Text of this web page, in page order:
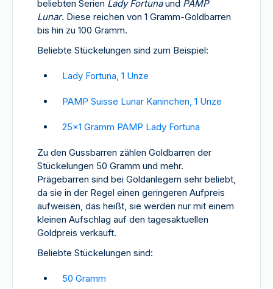
beliebten Serien Lady Fortunaund PAMP
Lunar. Diese reichen von 1 Gramm-Goldbarren
bis hin zu 100 Gramm.
Beliebte Stückelungen sind zum Beispiel:
Lady Fortuna, 1 Unze
PAMP Suisse Lunar Kaninchen, 1 Unze
25x1 Gramm PAMP Lady Fortuna
Zu den Gussbarren zählen Goldbarren der
Stückelungen 50 Gramm und mehr.
Prägebarren sind bei Goldanlegern sehr beliebt,
da sie in der Regel einen geringeren Aufpreis
aufweisen, das heißt, sie werden nur mit einem
kleinen Aufschlag auf den tagesaktuellen
Goldpreis verkauft.
Beliebte Stückelungen sind:
50 Gramm